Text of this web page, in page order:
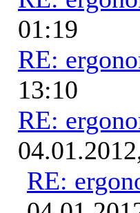
01:19
RE:
13:10
RE:
RE: